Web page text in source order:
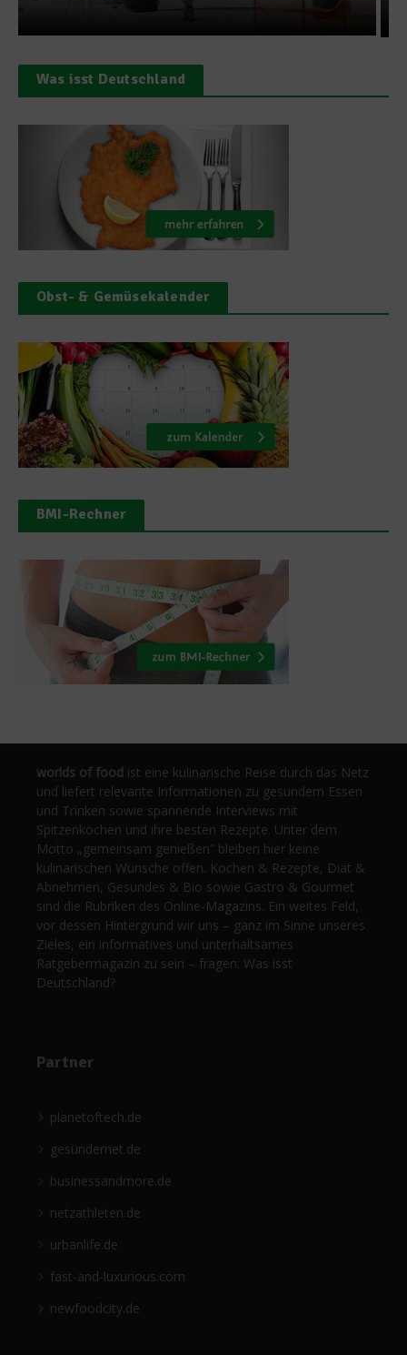
Was isst Deutschland
Obst- & Gemüsekalender
BMI-Rechner
worlds of food ist eine kulinarische Reise durch das Netz
und liefert relevante Informationen zu gesundem Essen
und Trinken sowie spannende Interviews mit
Spitzenköchen und ihre besten Rezepte. Unter dem
Motto „gemeinsam genießen“ bleiben hier keine
kulinarischen Wünsche offen. Kochen & Rezepte, Diät &
Abnehmen, Gesundes & Bio sowie Gastro & Gourmet
sind die Rubriken des Online-Magazins. Ein weites Feld,
vor dessen Hintergrund wir uns – ganz im Sinne unseres
Zieles, ein informatives und unterhaltsames
Ratgebermagazin zu sein – fragen: Was isst
Deutschland?
Partner
planetoftech.de
gesündernet.de
businessandmore.de
netzathleten.de
urbanlife.de
fast-and-luxurious.com
newfoodcity.de